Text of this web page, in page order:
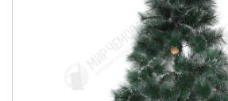
Сумки пляжные
Сумки для
Сумки-тележки
Сумки-рюкзаки